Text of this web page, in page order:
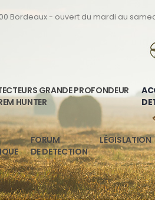
Bordeaux - ouvert du mardi au samedi
GRANDE PROFONDEUR
HUNTER
FORUM
DE DETECTION
LÉGISLATION